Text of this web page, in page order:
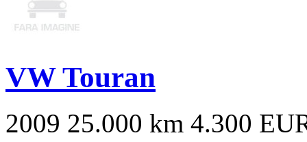
VW Touran
2009 25.000 km 4.300